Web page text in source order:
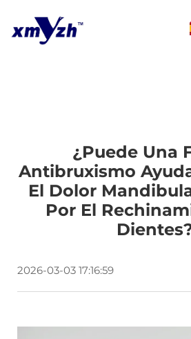
¿Puede Una
Antibruxismo
El Dolor
Por El
2026-03-03 17:16:59